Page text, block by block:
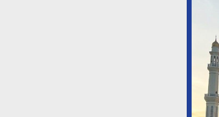
KHIDMAT !
Muharram
HUT Halsel
Di Halmahera Selatan